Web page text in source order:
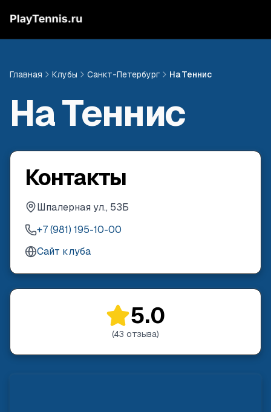
Главная Клубы Санкт-Петербург На Теннис
На Теннис
Контакты
Шпалерная ул., 53Б
+7 (981) 195-10-00
Сайт клуба
5.0
(43 отзыва)